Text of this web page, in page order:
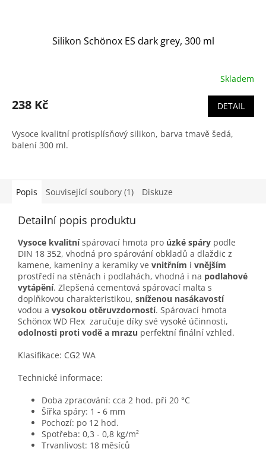
Silikon Schönox ES dark grey, 300 ml
Skladem
238 Kč DETAIL
Vysoce kvalitní protisplísňový silikon, barva tmavě šedá,
balení 300 ml.
Popis Související soubory (1) Diskuze
Detailní popis produktu
Vysoce kvalitníspárovací hmota pro úzké spáry podle
DIN 18 352, vhodná pro spárování obkladů a dlaždic z
kamene, kameniny a keramiky ve vnitřním i vnějším
prostředí na stěnách i podlahách, vhodná i na podlahové
vytápění. Zlepšená cementová spárovací malta s
doplňkovou charakteristikou, sníženou nasákavostí
vodou a vysokou otěruvzdorností. Spárovací hmota
Schönox WD Flex zaručuje díky své vysoké účinnosti,
odolnosti proti vodě a mrazu perfektní finální vzhled.
Klasifikace: CG2 WA
Technické informace:
Doba zpracování: cca 2 hod. při 20 °C
Šířka spáry: 1 - 6 mm
Pochozí: po 12 hod.
Spotřeba: 0,3 - 0,8 kg/m²
Trvanlivost: 18 měsíců